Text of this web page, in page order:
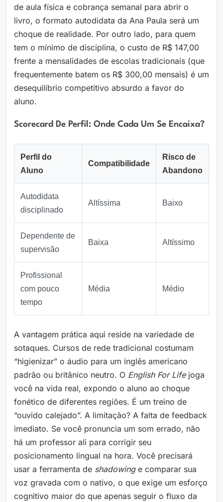
de aula física e cobrança semanal para abrir o
livro, o formato autodidata da Ana Paula será um
choque de realidade. Por outro lado, para quem
tem o mínimo de disciplina, o custo de R$ 147,00
frente a mensalidades de escolas tradicionais (que
frequentemente batem os R$ 300,00 mensais) é um
desequilíbrio competitivo absurdo a favor do
aluno.
Scorecard De Perfil: Onde Cada Um Se Encaixa?
Perfil do
Aluno
Compatibilidade
Risco de
Abandono
Autodidata
disciplinado
Altíssima Baixo
Dependente de
supervisão
Baixa Altíssimo
Profissional
com pouco
tempo
Média Médio
A vantagem prática aqui reside na variedade de
sotaques. Cursos de rede tradicional costumam
“higienizar” o áudio para um inglês americano
padrão ou britânico neutro. O English For Lifejoga
você na vida real, expondo o aluno ao choque
fonético de diferentes regiões. É um treino de
“ouvido calejado”. A limitação? A falta de feedback
imediato. Se você pronuncia um som errado, não
há um professor ali para corrigir seu
posicionamento lingual na hora. Você precisará
usar a ferramenta de shadowinge comparar sua
voz gravada com o nativo, o que exige um esforço
cognitivo maior do que apenas seguir o fluxo da